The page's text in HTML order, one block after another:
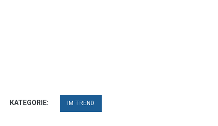
KATEGORIE: IM TREND